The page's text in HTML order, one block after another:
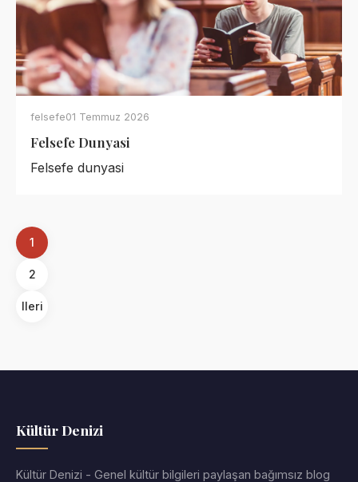
felsefe01 Temmuz 2026
Felsefe Dunyasi
Felsefe dunyasi
1
2
Ileri
Kültür Denizi
Kültür Denizi - Genel kültür bilgileri paylaşan bağımsız blog